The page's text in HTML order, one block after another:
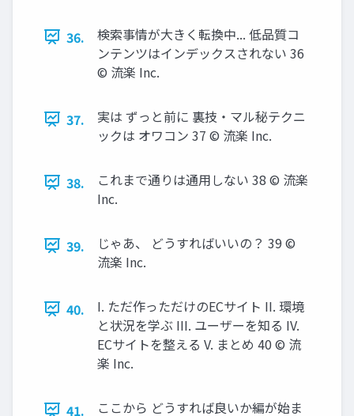
36.
検索事情が大きく転換中... 低品質コ
ンテンツはインデックスされない 36
© 流楽 Inc.
37.
実は ずっと前に 裏技・マル秘テクニ
ックは オワコン 37 © 流楽 Inc.
38.
これまで通りは通用しない 38 © 流楽
Inc.
39.
じゃあ、 どうすればいいの？ 39 ©
流楽 Inc.
40.
I. ただ作っただけのECサイト II. 環境
と状況を学ぶ III. ユーザーを知る IV.
ECサイトを整える V. まとめ 40 © 流
楽 Inc.
41. ここから どうすれば良いか編が始ま